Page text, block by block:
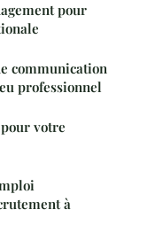
pour
communication
professionnel
votre
à